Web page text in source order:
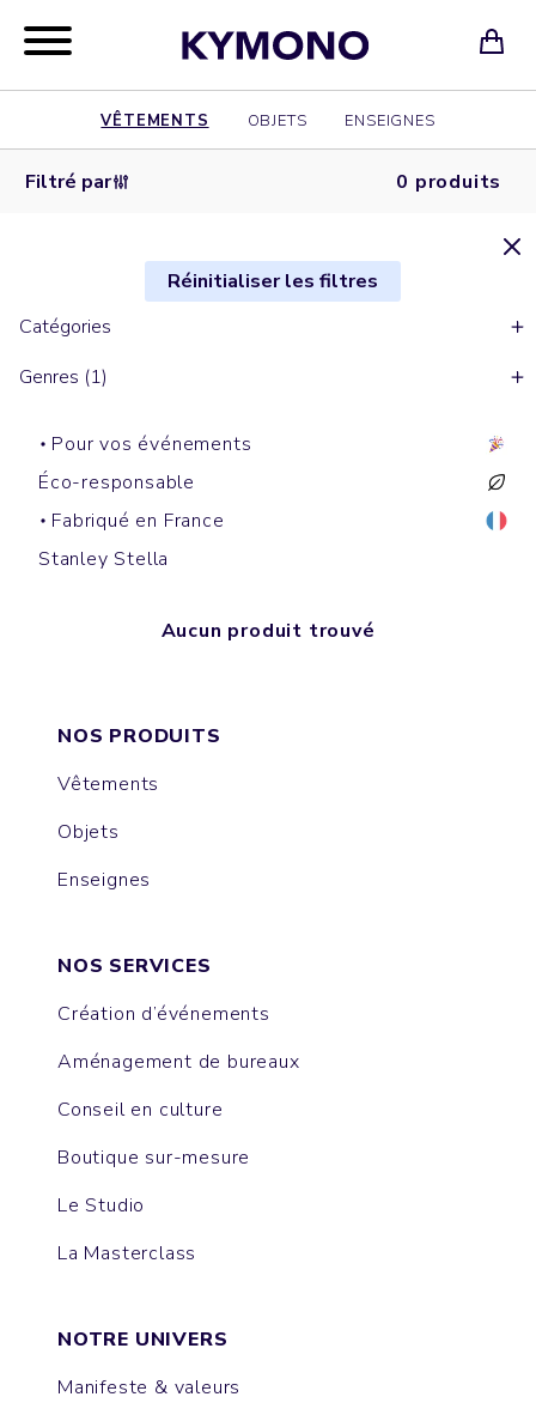
VÊTEMENTS OBJETS ENSEIGNES
Filtré par 0 produits
Réinitialiser les filtres
Catégories
Genres (1)
Pour vos événements
Éco-responsable
Fabriqué en France
Stanley Stella
Aucun produit trouvé
NOS PRODUITS
Vêtements
Objets
Enseignes
NOS SERVICES
Création d’événements
Aménagement de bureaux
Conseil en culture
Boutique sur-mesure
Le Studio
La Masterclass
NOTRE UNIVERS
Manifeste & valeurs